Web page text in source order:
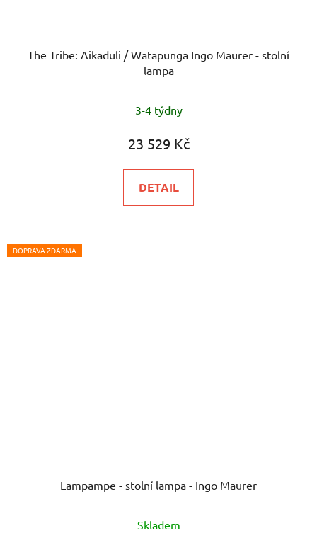
The Tribe: Aikaduli / Watapunga Ingo Maurer - stolní
lampa
3-4 týdny
23 529 Kč
DETAIL
DOPRAVA ZDARMA
Lampampe - stolní lampa - Ingo Maurer
Skladem